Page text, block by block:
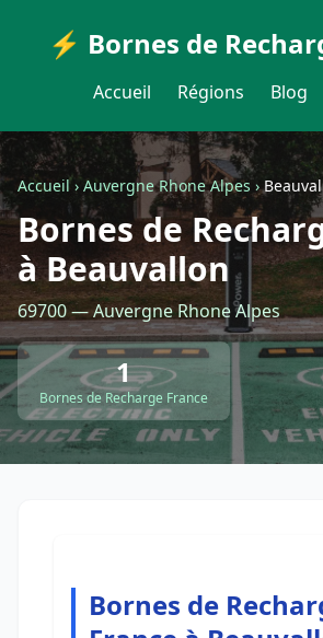
⚡ Bornes de
Accueil Régions Blog
Accueil›Auvergne Rhone Alpes›
Bornes de
à Beauvallon
69700 — Auvergne Rhone Alpes
1
Bornes de Recharge France
Bornes de